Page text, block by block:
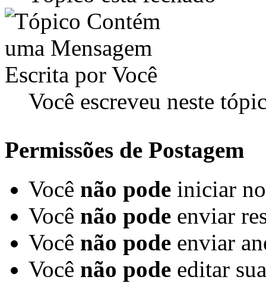
Você escreveu neste
Permissões de Postagem
Você não pode iniciar
Você não pode enviar
Você não pode enviar
Você não pode editar